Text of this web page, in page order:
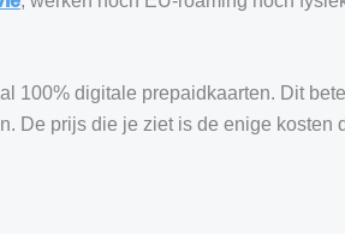
100% digitale prepaidkaarten. Dit
De prijs die je ziet is de enige kosten